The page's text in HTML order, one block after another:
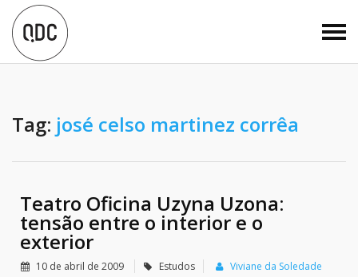
Tag: josé celso martinez corrêa
Teatro Oficina Uzyna Uzona:
tensão entre o interior e o
exterior
10 de abril de 2009 Estudos Viviane da Soledade